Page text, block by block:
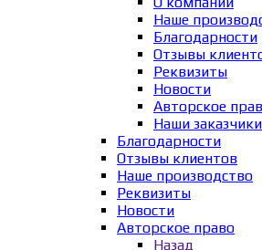
Наше
Благодарности
Отзывы
Реквизиты
Новости
Авторское
Наши заказчики
Благодарности
Отзывы клиентов
Наше производство
Реквизиты
Новости
Авторское право
Назад